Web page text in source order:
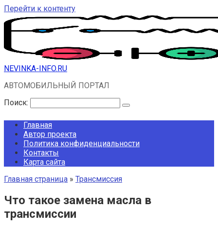
Перейти к контенту
NEVINKA-INFO.RU
АВТОМОБИЛЬНЫЙ ПОРТАЛ
Поиск:
Главная
Автор проекта
Политика конфиденциальности
Контакты
Карта сайта
Главная страница » Трансмиссия
Что такое замена масла в
трансмиссии